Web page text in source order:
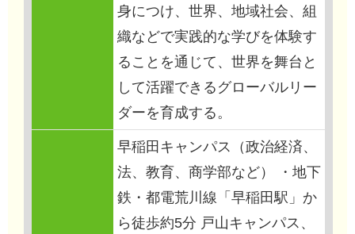
身につけ、世界、地域社会、組
織などで実践的な学びを体験す
ることを通じて、世界を舞台と
して活躍できるグローバルリー
ダーを育成する。
早稲田キャンパス（政治経済、
法、教育、商学部など） ・地下
鉄・都電荒川線「早稲田駅」か
ら徒歩約5分 戸山キャンパス、